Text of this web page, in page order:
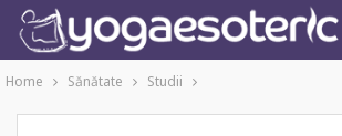
Home Sănătate Studii